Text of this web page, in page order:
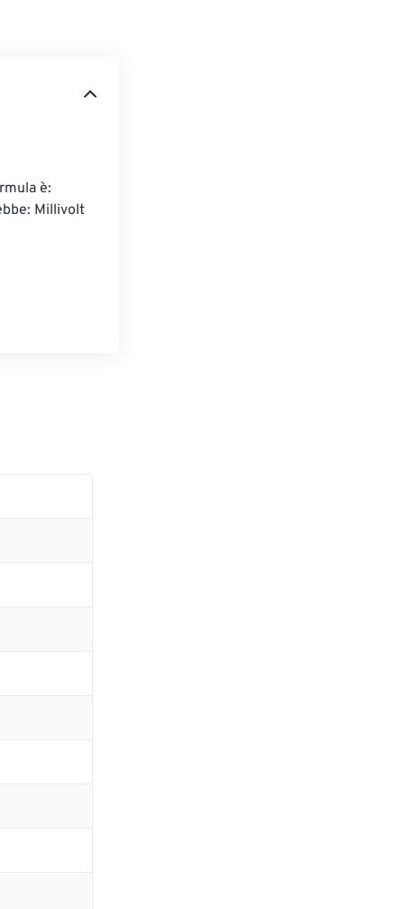
è:
Millivolt